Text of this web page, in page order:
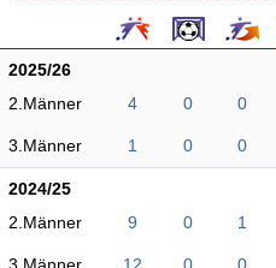
2025/26
2.Männer
4 0 0
3.Männer 1 0 0
2024/25
2.Männer
9 0 1